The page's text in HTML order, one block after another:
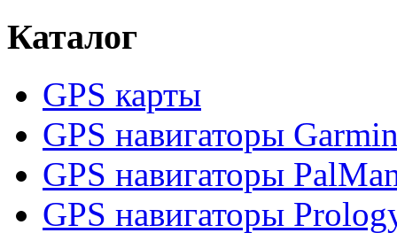
Каталог
GPS карты
GPS навигаторы
GPS навигаторы
GPS навигаторы